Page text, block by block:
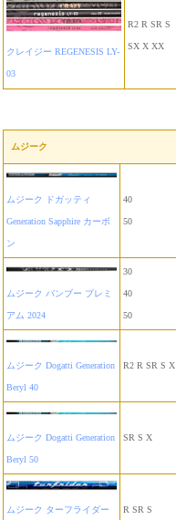
クレイジー REGENESIS LY-
03
R2 R SR S
SX X XX
ムジーク
ムジーク ドガッティ
Generation Sapphire カーボ
ン
40
50
ムジーク バンブー プレミ
アム 2024
30
40
50
ムジーク Dogatti Generation
Beryl 40
R2 R SR S X
ムジーク Dogatti Generation
Beryl 50
SR S X
ムジーク ターフライダー R SR S